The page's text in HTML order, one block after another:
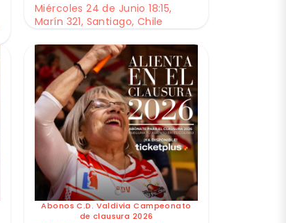
Miércoles 24 de Junio 18:15,
Marín 321, Santiago, Chile
Abonos C.D. Valdivia Campeonato
de clausura 2026